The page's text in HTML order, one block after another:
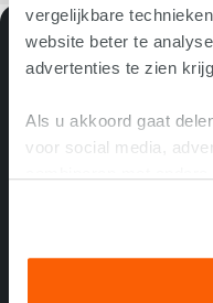
vergelijkbare
website beter te
advertenties te zien
Als u akkoord gaat
voor social media,
XLLease voor jou
Persoonlijk
Transparante